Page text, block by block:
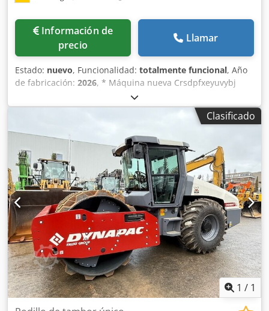
Información de
precio
Llamar
Estado: nuevo, Funcionalidad: totalmente funcional, Año
de fabricación: 2026, * Máquina nueva Crsdpfxeyuvybj
Afdef * Aire acondicionado * Control de tracción / Eco *
Sísmico * Motor Cummins F3.8 (100 kW – 135 CV) * Carga
lineal estática 26 kg/cm² * Control de tracción/diferencial
NoSpin * Baliza LED H3 * Peso operativo 10.350 kg (peso
máximo 14.500 kg) * Disponible de inmediato
Clasificado
1 / 1